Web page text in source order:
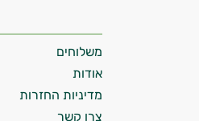
משלוחים
אודות
מדיניות החזרות
צרו קשר
התשובות שלי
וספרות מקצועית
ותזונת הספורט.